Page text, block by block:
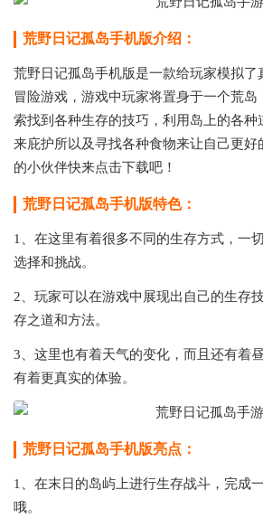
荒野日记孤岛手机版介绍：
荒野日记孤岛手机版是一款给玩家模拟了
冒险游戏，游戏中玩家将置身于一个荒岛
索找到各种生存的技巧，利用岛上的各种
来庇护所以及寻找各种食物来让自己更好
的小伙伴快来点击下载吧！
荒野日记孤岛手机版特色：
1、在这里有着很多不同的生存方式，一
选择和挑战。
2、玩家可以在游戏中展现出自己的生存
存之道和方法。
3、这里也有着天气的变化，而且还有着
有着更真实的体验。
荒野日记孤岛手机版亮点：
1、在末日的岛屿上进行生存战斗，完成
哦。